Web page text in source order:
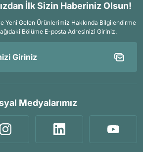
İlk Sizin Haberiniz Olsun!
Yeni Gelen Ürünlerimiz Hakkında Bilgilendirme
Bölüme E-posta Adresinizi Giriniz.
Medyalarımız